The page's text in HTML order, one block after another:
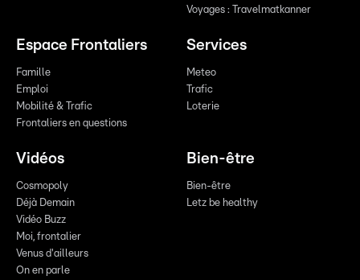
Voyages : Travelmatkanner
Espace Frontaliers
Famille
Emploi
Mobilité & Trafic
Frontaliers en questions
Services
Meteo
Trafic
Loterie
Vidéos
Cosmopoly
Déjà Demain
Vidéo Buzz
Moi, frontalier
Venus d'ailleurs
On en parle
Bien-être
Bien-être
Letz be healthy